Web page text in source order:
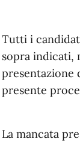
Tutti i
sopra indicati,
presentazione
presente
La mancata